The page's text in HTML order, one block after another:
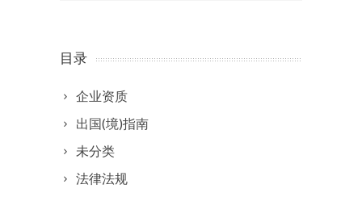
目录
企业资质
出国(境)指南
未分类
法律法规